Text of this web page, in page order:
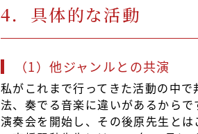
4．具体的な活動
（1）他ジャンルとの共演
私がこれまで行ってきた活動の中
法、奏でる音楽に違いがあるから
演奏会を開始し、その後原先生と